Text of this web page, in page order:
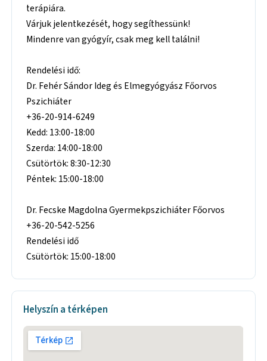
terápiára.
Várjuk jelentkezését, hogy segíthessünk!
Mindenre van gyógyír, csak meg kell találni!
Rendelési idő:
Dr. Fehér Sándor Ideg és Elmegyógyász Főorvos
Pszichiáter
+36-20-914-6249
Kedd: 13:00-18:00
Szerda: 14:00-18:00
Csütörtök: 8:30-12:30
Péntek: 15:00-18:00
Dr. Fecske Magdolna Gyermekpszichiáter Főorvos
+36-20-542-5256
Rendelési idő
Csütörtök: 15:00-18:00
Helyszín a térképen